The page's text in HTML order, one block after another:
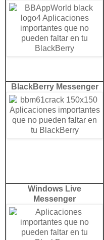
BlackBerry Messenger
Windows Live
Messenger